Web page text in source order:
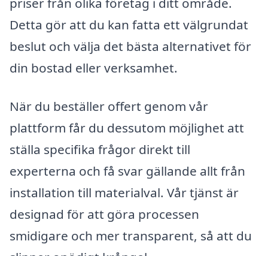
Detta gör att du kan fatta ett välgrundat
beslut och välja det bästa alternativet för
din bostad eller verksamhet.
När du beställer offert genom vår
plattform får du dessutom möjlighet att
ställa specifika frågor direkt till
experterna och få svar gällande allt från
installation till materialval. Vår tjänst är
designad för att göra processen
smidigare och mer transparent, så att du